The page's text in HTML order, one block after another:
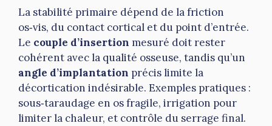
La stabilité primaire dépend de la friction
os‑vis, du contact cortical et du point d’entrée.
Le couple d’insertion mesuré doit rester
cohérent avec la qualité osseuse, tandis qu’un
angle d’implantation précis limite la
décortication indésirable. Exemples pratiques :
sous‑taraudage en os fragile, irrigation pour
limiter la chaleur, et contrôle du serrage final.